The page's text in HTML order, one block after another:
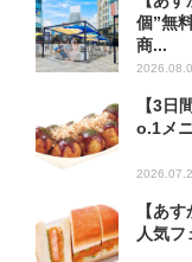
個”無
商...
【3日
o.1メ
【あ
人気